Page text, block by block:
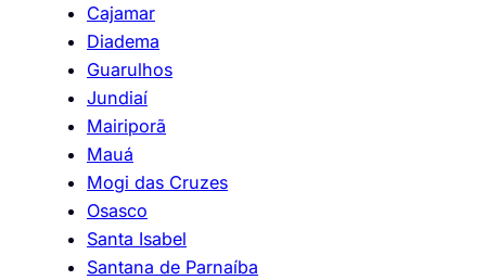
Cajamar
Diadema
Guarulhos
Jundiaí
Mairiporã
Mauá
Mogi das Cruzes
Osasco
Santa Isabel
Santana de Parnaíba